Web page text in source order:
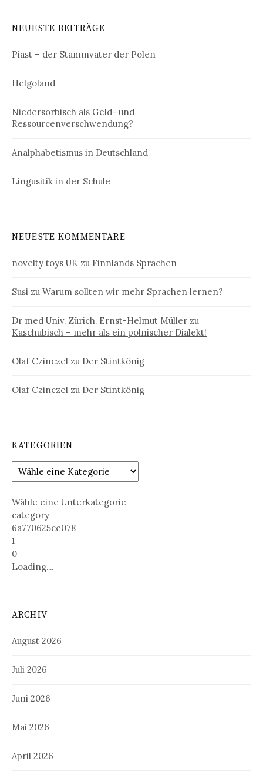
NEUESTE BEITRÄGE
Piast – der Stammvater der Polen
Helgoland
Niedersorbisch als Geld- und
Ressourcenverschwendung?
Analphabetismus in Deutschland
Lingusitik in der Schule
NEUESTE KOMMENTARE
novelty toys UK zu Finnlands Sprachen
Susi zu Warum sollten wir mehr Sprachen lernen?
Dr med Univ. Zürich. Ernst-Helmut Müller zu
Kaschubisch – mehr als ein polnischer Dialekt!
Olaf Czinczel zu Der Stintkönig
Olaf Czinczel zu Der Stintkönig
KATEGORIEN
Wähle eine Unterkategorie
category
6a770625ce078
1
0
Loading....
ARCHIV
August 2026
Juli 2026
Juni 2026
Mai 2026
April 2026